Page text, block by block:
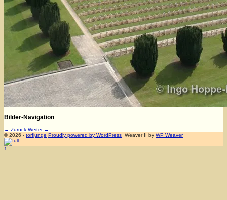
Bilder-Navigation
← Zurück Weiter →
© 2026 - torfjunge Proudly powered by WordPress Weaver II by WP Weaver
↑